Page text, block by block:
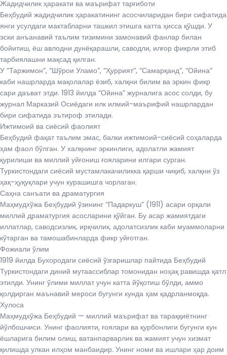
Жадидчилик ҳаракати ва маърифат тарғиботи
Беҳбудий жадидчилик ҳаракатининг асосчиларидан бири сифатида
янги усулдаги мактабларни ташкил этишга катта ҳисса қўшди. У
эски анъанавий таълим тизимини замонавий фанлар билан
бойитиш, ёш авлодни дунёқарашли, саводли, илғор фикрли этиб
тарбиялашни мақсад қилган.
У “Таржимон”, “Шўрои Уламо”, “Ҳуррият”, “Самарқанд”, “Ойина”
каби нашрларда мақолалар ёзиб, халқни билим ва эркин фикр
сари даъват этди. 1913 йилда “Ойина” журналига асос солди, бу
журнал Марказий Осиёдаги илк илмий-маърифий нашрлардан
бири сифатида эътироф этилади.
Ижтимоий ва сиёсий фаолият
Беҳбудий фақат таълим эмас, балки ижтимоий-сиёсий соҳаларда
ҳам фаол бўлган. У халқнинг эркинлиги, адолатли жамият
қурилиши ва миллий уйғониш ғояларини илгари сурган.
Туркистондаги сиёсий мустамлакачиликка қарши чиқиб, халқни ўз
ҳақ-ҳуқуқлари учун курашишга чорлаган.
Саҳна санъати ва драматургия
Маҳмудхўжа Беҳбудий ўзининг “Падаркуш” (1911) асари орқали
миллий драматургия асосларини қўйган. Бу асар жамиятдаги
иллатлар, саводсизлик, ирқчилик, адолатсизлик каби муаммоларни
кўтарган ва тамошабинларда фикр уйғотган.
Фожиали ўлим
1919 йилда Бухородаги сиёсий ўзгаришлар пайтида Беҳбудий
Туркистондаги диний мутаассиблар томонидан ноҳақ равишда қатл
этилди. Унинг ўлими миллат учун катта йўқотиш бўлди, аммо
қолдирган маънавий мероси бугунги кунда ҳам қадрланмоқда.
Хулоса
Маҳмудхўжа Беҳбудий — миллий маърифат ва тараққиётнинг
йўлбошчиси. Унинг фаолияти, ғоялари ва қурбонлиги бугунги кун
ёшларига билим олиш, ватанпарварлик ва жамият учун хизмат
қилишда улкан илҳом манбаидир. Унинг номи ва ишлари ҳар доим